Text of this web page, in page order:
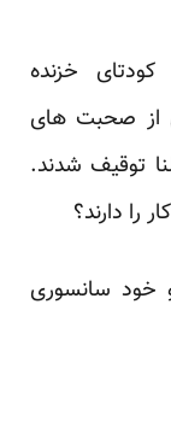
خزنده
از صحبت های
توقیف شدند.
را دارند؟
خود سانسوری